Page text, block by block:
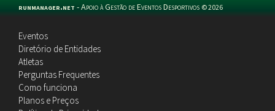
runmanager.net -Apoio à Gestão de Eventos Desportivos ©2026
Eventos
Diretório de Entidades
Atletas
Perguntas Frequentes
Como funciona
Planos e Preços